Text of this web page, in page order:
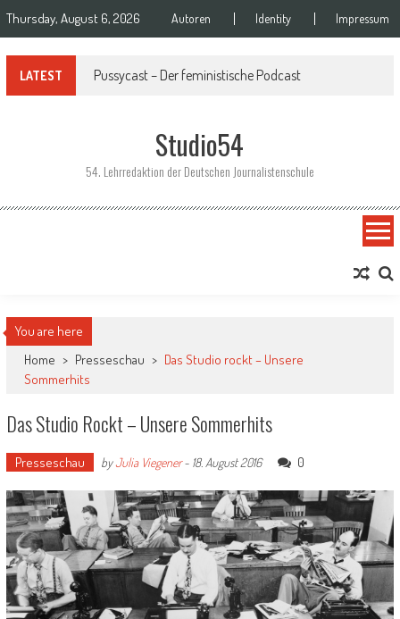
Skip to content
Thursday, August 6, 2026 Autoren Identity Impressum
LATEST Pussycast – Der feministische Podcast
Studio54
54. Lehrredaktion der Deutschen Journalistenschule
You are here
Home > Presseschau > Das Studio rockt – Unsere
Sommerhits
Das Studio Rockt – Unsere Sommerhits
Presseschau byJulia Viegener- 18. August 2016 0